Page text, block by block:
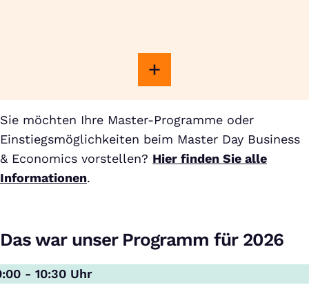
Sie möchten Ihre Master-Programme oder
Einstiegsmöglichkeiten beim Master Day Business
& Economics vorstellen? Hier finden Sie alle
Informationen.
Das war unser Programm für 2026
- 10:30 Uhr